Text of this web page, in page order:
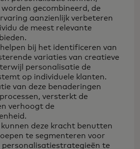
gecombineerd, de
aanzienlijk verbeteren
de meest relevante
bij het identificeren van
variaties van creatieve
personalisatie de
op individuele klanten.
van deze benaderingen
versterkt de
verhoogt de
deze kracht benutten
te segmenteren voor
te